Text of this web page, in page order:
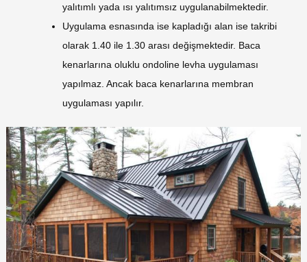
yalıtımlı yada ısı yalıtımsız uygulanabilmektedir.
Uygulama esnasında ise kapladığı alan ise takribi
olarak 1.40 ile 1.30 arası değişmektedir. Baca
kenarlarına oluklu ondoline levha uygulaması
yapılmaz. Ancak baca kenarlarına membran
uygulaması yapılır.